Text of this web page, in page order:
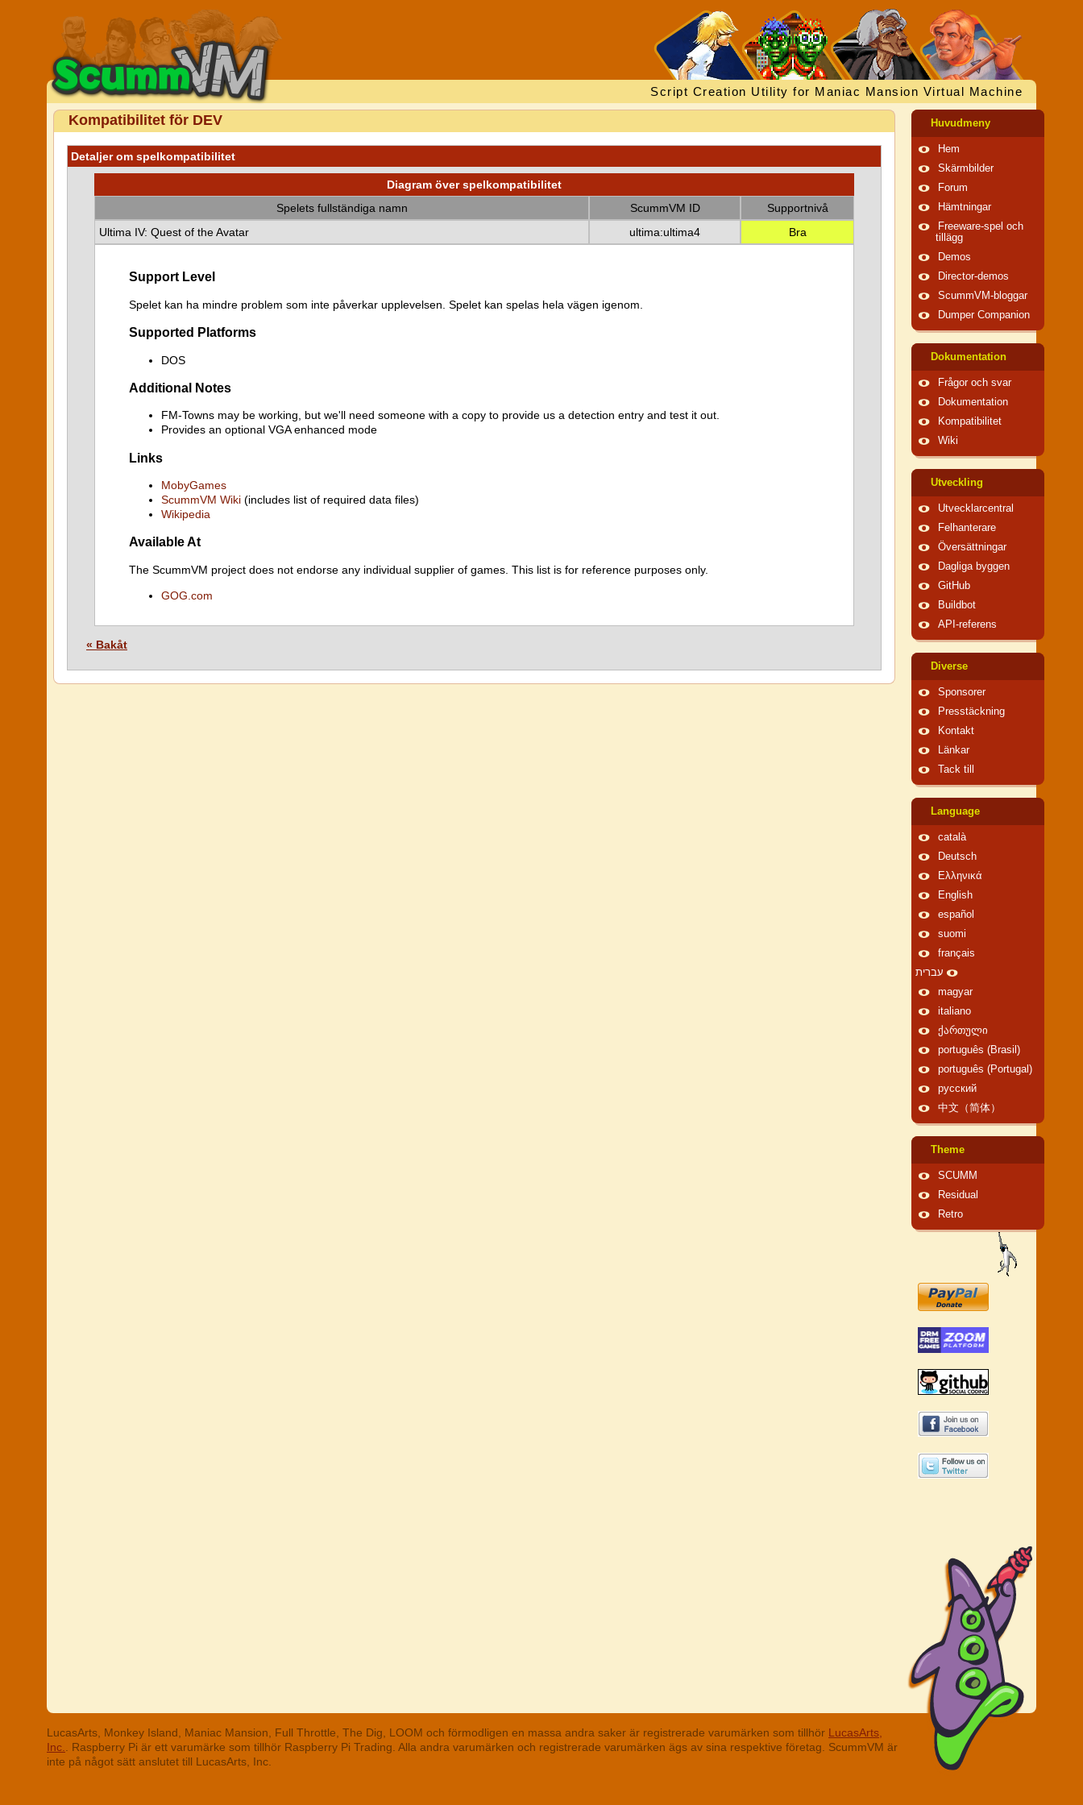
Script Creation Utility for Maniac Mansion Virtual Machine
Kompatibilitet för DEV
Detaljer om spelkompatibilitet
Diagram över spelkompatibilitet
Spelets fullständiga namn
ScummVM ID
Supportnivå
Ultima IV: Quest of the Avatar
ultima:ultima4 Bra
Support Level
Spelet kan ha mindre problem som inte påverkar upplevelsen. Spelet kan spelas hela vägen igenom.
Supported Platforms
DOS
Additional Notes
FM-Towns may be working, but we'll need someone with a copy to provide us a detection entry and test it out.
Provides an optional VGA enhanced mode
Links
MobyGames
ScummVM Wiki (includes list of required data files)
Wikipedia
Available At
The ScummVM project does not endorse any individual supplier of games. This list is for reference purposes only.
GOG.com
« Bakåt
Huvudmeny
Hem
Skärmbilder
Forum
Hämtningar
Freeware-spel och
tillägg
Demos
Director-demos
ScummVM-bloggar
Dumper Companion
Dokumentation
Frågor och svar
Dokumentation
Kompatibilitet
Wiki
Utveckling
Utvecklarcentral
Felhanterare
Översättningar
Dagliga byggen
GitHub
Buildbot
API-referens
Diverse
Sponsorer
Presstäckning
Kontakt
Länkar
Tack till
Language
català
Deutsch
Ελληνικά
English
español
suomi
français
עברית
magyar
italiano
ქართული
português (Brasil)
português (Portugal)
русский
中文（简体）
Theme
SCUMM
Residual
Retro
LucasArts, Monkey Island, Maniac Mansion, Full Throttle, The Dig, LOOM och förmodligen en massa andra saker är registrerade varumärken som tillhör LucasArts,
Inc.
. Raspberry Pi är ett varumärke som tillhör Raspberry Pi Trading. Alla andra varumärken och registrerade varumärken ägs av sina respektive företag. ScummVM är
inte på något sätt anslutet till LucasArts, Inc.